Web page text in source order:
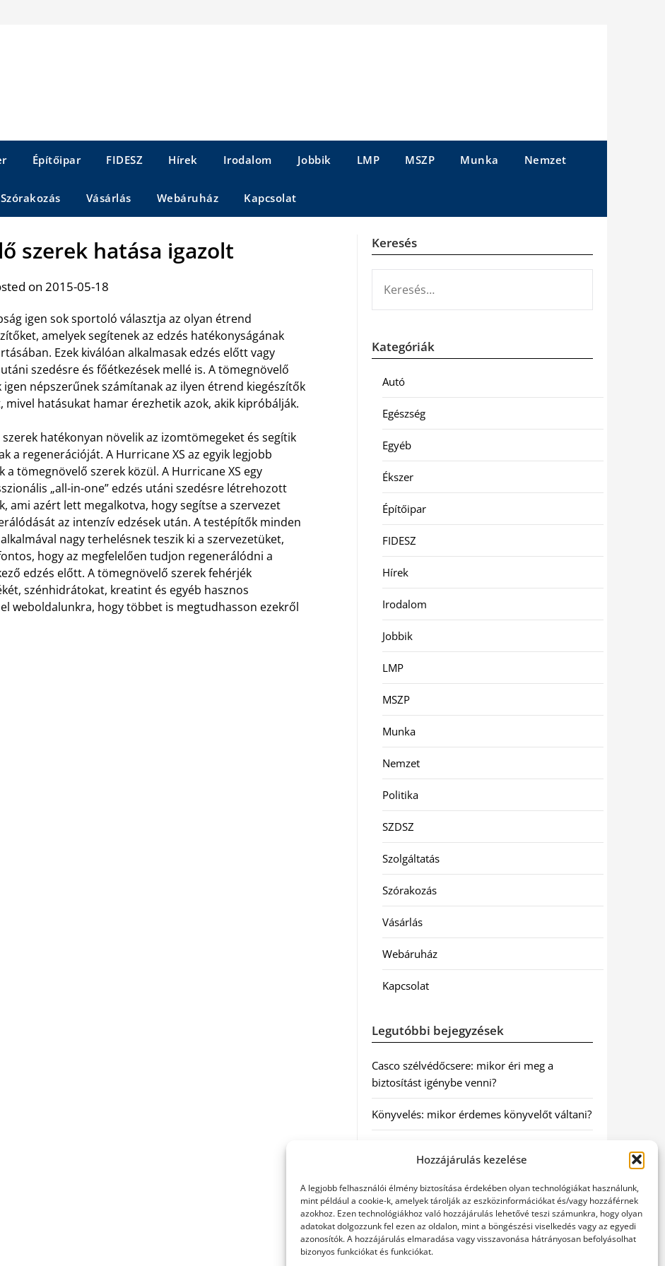
Hozzájárulás kezelése
A legjobb felhasználói élmény biztosítása érdekében olyan technológiákat használunk,
mint például a cookie-k, amelyek tárolják az eszközinformációkat és/vagy hozzáférnek
azokhoz. Ezen technológiákhoz való hozzájárulás lehetővé teszi számunkra, hogy olyan
adatokat dolgozzunk fel ezen az oldalon, mint a böngészési viselkedés vagy az egyedi
azonosítók. A hozzájárulás elmaradása vagy visszavonása hátrányosan befolyásolhat
bizonyos funkciókat és funkciókat.
Építőipar FIDESZ Hírek Irodalom Jobbik LMP MSZP Munka Nemzet
Szórakozás Vásárlás Webáruház Kapcsolat
szerek hatása igazolt
on 2015-05-18
igen sok sportoló választja az olyan étrend
amelyek segítenek az edzés hatékonyságának
Ezek kiválóan alkalmasak edzés előtt vagy
szedésre és főétkezések mellé is. A tömegnövelő
igen népszerűnek számítanak az ilyen étrend kiegészítők
mivel hatásukat hamar érezhetik azok, akik kipróbálják.
szerek hatékonyan növelik az izomtömegeket és segítik
a regenerációját. A Hurricane XS az egyik legjobb
a tömegnövelő szerek közül. A Hurricane XS egy
„all-in-one” edzés utáni szedésre létrehozott
ami azért lett megalkotva, hogy segítse a szervezet
az intenzív edzések után. A testépítők minden
nagy terhelésnek teszik ki a szervezetüket,
hogy az megfelelően tudjon regenerálódni a
edzés előtt. A tömegnövelő szerek fehérjék
szénhidrátokat, kreatint és egyéb hasznos
weboldalunkra, hogy többet is megtudhasson ezekről
Keresés
Kategóriák
Autó
Egészség
Egyéb
Ékszer
Építőipar
FIDESZ
Hírek
Irodalom
Jobbik
LMP
MSZP
Munka
Nemzet
Politika
SZDSZ
Szolgáltatás
Szórakozás
Vásárlás
Webáruház
Kapcsolat
Legutóbbi bejegyzések
Casco szélvédőcsere: mikor éri meg a
biztosítást igénybe venni?
Könyvelés: mikor érdemes könyvelőt váltani?
szakszerű jogi háttér a biztonságos
Munkajogi ügyvéd: miért nem érdemes várni
a jogi segítséggel